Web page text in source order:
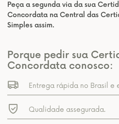
Peça a segunda via da sua
Concordata na Central das
Simples assim.
Porque pedir sua
Concordata conosco:
Entrega rápida no Brasil e
Qualidade assegurada.